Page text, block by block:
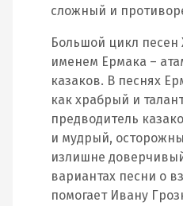
сложный и
Большой цикл песен
именем Ермака –
казаков. В песнях
как храбрый и
предводитель
и мудрый,
излишне
вариантах песни о
помогает Ивану